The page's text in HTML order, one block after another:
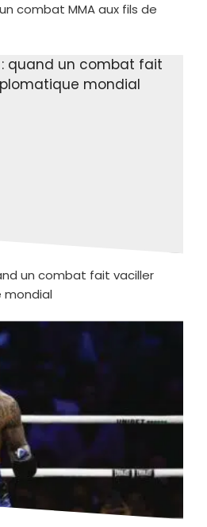
combat MMA aux fils de
un combat fait vaciller
mondial